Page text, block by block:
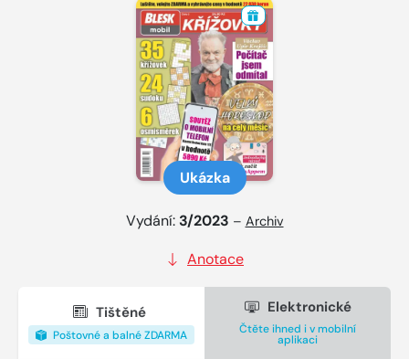
Ukázka
Vydání: 3/2023 – Archiv
Anotace
Tištěné
Poštovné a balné ZDARMA
Elektronické
Čtěte ihned i v mobilní
aplikaci